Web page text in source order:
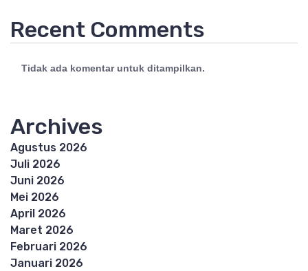
Recent Comments
Tidak ada komentar untuk ditampilkan.
Archives
Agustus 2026
Juli 2026
Juni 2026
Mei 2026
April 2026
Maret 2026
Februari 2026
Januari 2026